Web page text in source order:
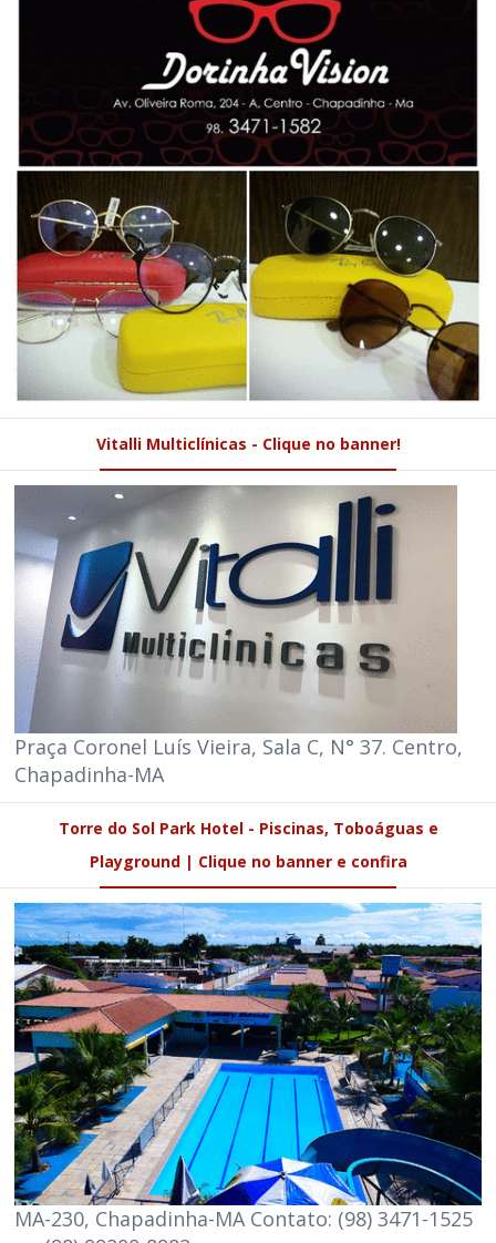
Vitalli Multiclínicas - Clique no banner!
Praça Coronel Luís Vieira, Sala C, N° 37. Centro,
Chapadinha-MA
Torre do Sol Park Hotel - Piscinas, Toboáguas e
Playground | Clique no banner e confira
MA-230, Chapadinha-MA Contato: (98) 3471-1525